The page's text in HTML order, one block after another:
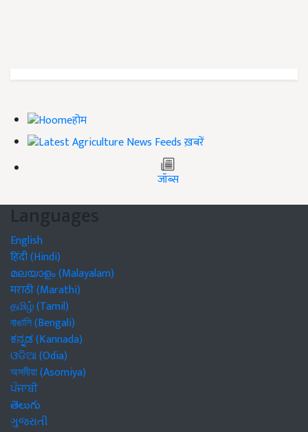
होम
ख़बरें
जॉब्स
Languages
English
हिंदी (Hindi)
മലയാളം (Malayalam)
मराठी (Marathi)
தமிழ் (Tamil)
বাঙালি (Bengali)
ಕನ್ನಡ (Kannada)
ଓଡିଆ (Odia)
অসমীয়া (Asomiya)
ਪੰਜਾਬੀ
తెలుగు
ગુજરાતી